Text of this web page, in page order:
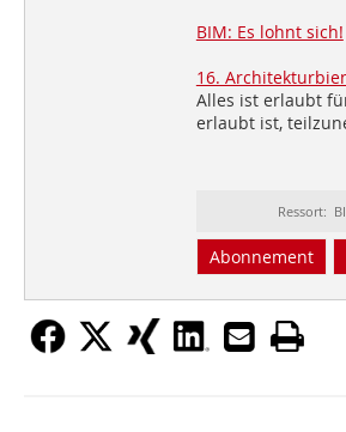
BIM: Es lohnt sich!
16.
Alles ist erlaubt
erlaubt ist,
Ressort:
Abonnement